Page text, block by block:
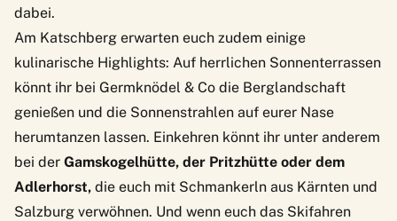
dabei.
Am Katschberg erwarten euch zudem einige
kulinarische Highlights: Auf herrlichen Sonnenterrassen
könnt ihr bei Germknödel & Co die Berglandschaft
genießen und die Sonnenstrahlen auf eurer Nase
herumtanzen lassen. Einkehren könnt ihr unter anderem
bei der Gamskogelhütte, der Pritzhütte oder dem
Adlerhorst, die euch mit Schmankerln aus Kärnten und
Salzburg verwöhnen. Und wenn euch das Skifahren